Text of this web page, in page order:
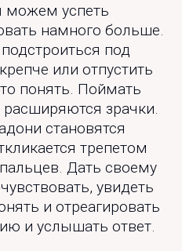
можем успеть
намного больше.
под
или отпустить
понять. Поймать
расширяются зрачки.
становятся
трепетом
Дать своему
увидеть
и отреагировать
и услышать ответ.